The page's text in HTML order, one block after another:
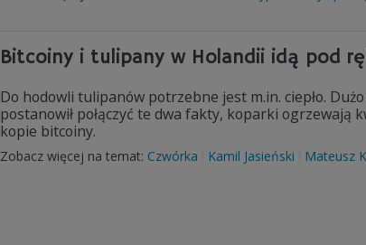
Bitcoiny i tulipany w Holandii idą pod
Do hodowli tulipanów potrzebne jest m.in. ciepło.
postanowił połączyć te dwa fakty, koparki
kopie bitcoiny.
Zobacz więcej na temat: Czwórka Kamil Jasieński Mateusz